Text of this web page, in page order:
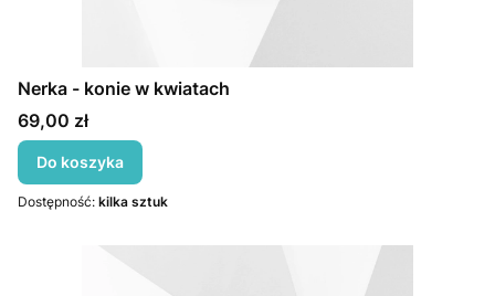
Nerka - konie w kwiatach
Cena
69,00 zł
Do koszyka
Dostępność: kilka sztuk